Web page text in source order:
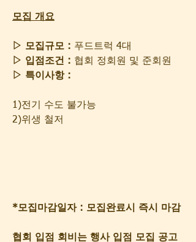
모집 개요
▷ 모집규모 : 푸드트럭 4대
▷ 입점조건 : 협회 정회원 및 준회원
▷ 특이사항 :
1)전기 수도 불가능
2)위생 철저
*모집마감일자 : 모집완료시 즉시 마감
협회 입점 회비는 행사 입점 모집 공고